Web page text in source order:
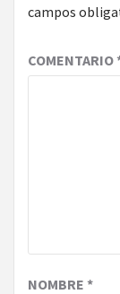
campos
COMENTARIO
NOMBRE *